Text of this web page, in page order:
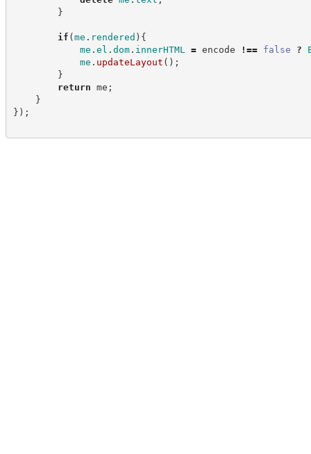
}
if (me . rendered ) {
me . el . dom. innerHTML = encode !== false ?
me . updateLayout ( ) ;
}
return me ;
}
} ) ;